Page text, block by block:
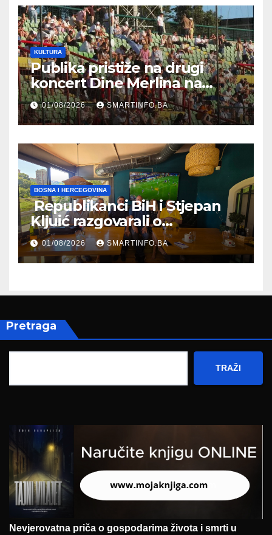
KULTURA
Publika pristiže na drugi
koncert Dine Merlina na
Koševu
01/08/2026 SMARTINFO.BA
BOSNA I HERCEGOVINA
Republikanci BiH i Stjepan
Kljuić razgovarali o
evropskom putu Bosne i
Hercegovine
01/08/2026 SMARTINFO.BA
Pretraga
TRAŽI
Nevjerovatna priča o gospodarima života i smrti u